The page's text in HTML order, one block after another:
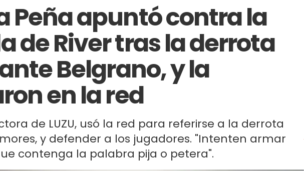
Peña apuntó contra la
de River tras la derrota
Belgrano, y la
en la red
de LUZU, usó la red para referirse a la derrota
y defender a los jugadores. "Intenten armar
contenga la palabra pija o petera".